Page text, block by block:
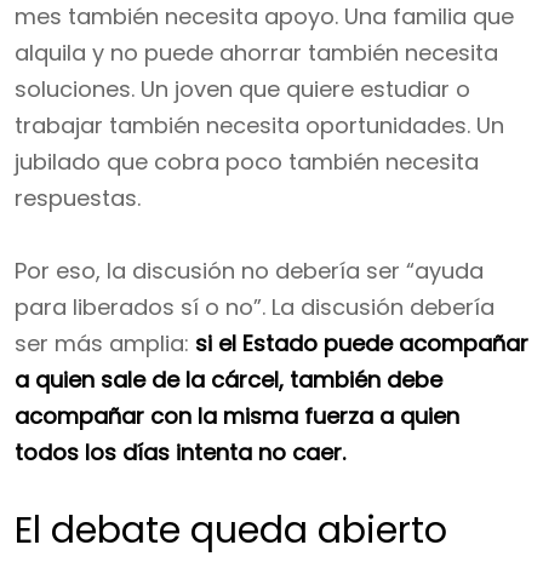
mes también necesita apoyo. Una familia que
alquila y no puede ahorrar también necesita
soluciones. Un joven que quiere estudiar o
trabajar también necesita oportunidades. Un
jubilado que cobra poco también necesita
respuestas.
Por eso, la discusión no debería ser “ayuda
para liberados sí o no”. La discusión debería
ser más amplia: si el Estado puede acompañar
a quien sale de la cárcel, también debe
acompañar con la misma fuerza a quien
todos los días intenta no caer.
El debate queda abierto